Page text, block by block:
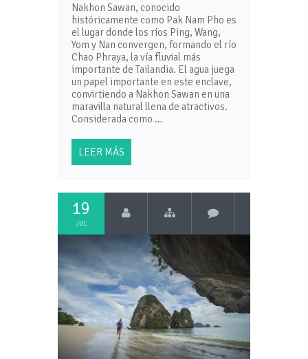
Nakhon Sawan, conocido
históricamente como Pak Nam Pho es
el lugar donde los ríos Ping, Wang,
Yom y Nan convergen, formando el río
Chao Phraya, la vía fluvial más
importante de Tailandia. El agua juega
un papel importante en este enclave,
convirtiendo a Nakhon Sawan en una
maravilla natural llena de atractivos.
Considerada como …
LEER MÁS
19
JUL